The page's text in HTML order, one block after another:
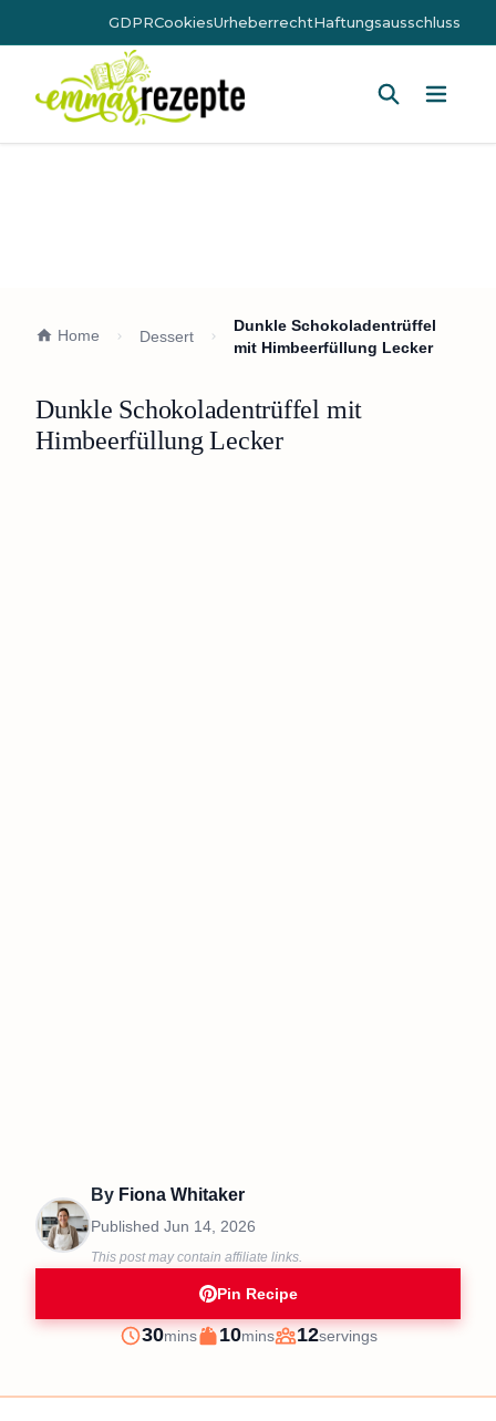
GDPRCookiesUrheberrechtHaftungsausschluss
Home Dessert
Dunkle Schokoladentrüffel
mit Himbeerfüllung Lecker
Dunkle Schokoladentrüffel mit
Himbeerfüllung Lecker
By Fiona Whitaker
Published Jun 14, 2026
This post may contain affiliate links.
Pin Recipe
Prep
30minutes
mins
Cook
10minutes
mins
Servings
12servings